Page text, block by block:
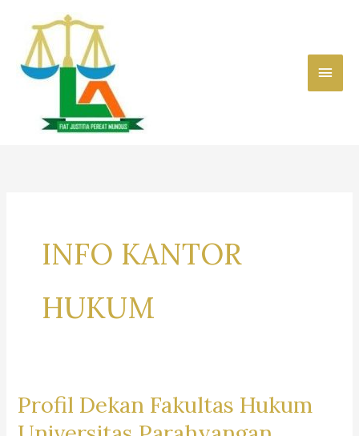
content
Main
INFO KANTOR
HUKUM
Profil Dekan Fakultas Hukum